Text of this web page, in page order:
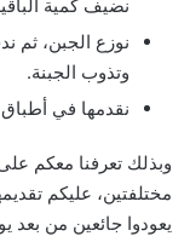
نضيف كمية
نوزع الجبن، ثم
وتذوب الجبنة.
نقدمها في أطباق
وبذلك تعرفنا معكم
مختلفتين، عليكم
يعودوا جائعين من بعد